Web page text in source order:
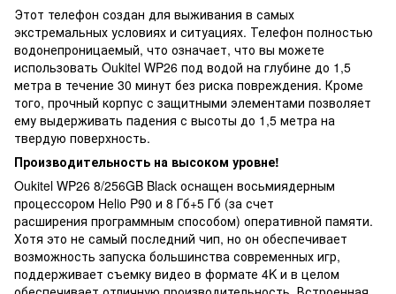
Этот телефон создан для выживания в самых
экстремальных условиях и ситуациях. Телефон полностью
водонепроницаемый, что означает, что вы можете
использовать Oukitel WP26 под водой на глубине до 1,5
метра в течение 30 минут без риска повреждения. Кроме
того, прочный корпус с защитными элементами позволяет
ему выдерживать падения с высоты до 1,5 метра на
твердую поверхность.
Производительность на высоком уровне!
Oukitel WP26 8/256GB Black оснащен восьмиядерным
процессором Helio P90 и 8 Гб+5 Гб (за счет
расширения программным способом) оперативной памяти.
Хотя это не самый последний чип, но он обеспечивает
возможность запуска большинства современных игр,
поддерживает съемку видео в формате 4K и в целом